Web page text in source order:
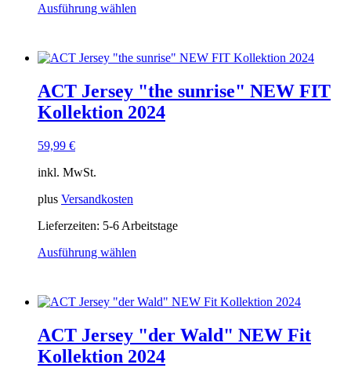
Ausführung wählen
weist
mehrere
auf.
Die
Optionen
auf
Produktseite
werden
ACT Jersey "the sunrise" NEW FIT
Kollektion 2024
59,99 €
inkl. MwSt.
plus Versandkosten
Lieferzeiten: 5-6 Arbeitstage
Ausführung wählen
weist
mehrere
auf.
Die
Optionen
ACT Jersey "der Wald" NEW Fit
Kollektion 2024